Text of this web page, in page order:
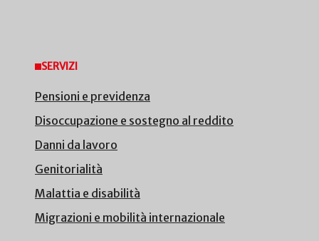
SERVIZI
Pensioni e previdenza
Disoccupazione e sostegno al reddito
Danni da lavoro
Genitorialità
Malattia e disabilità
Migrazioni e mobilità internazionale